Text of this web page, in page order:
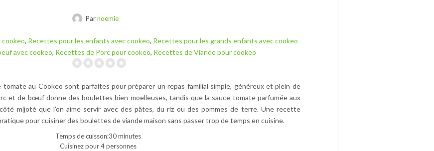
Parnoemie
cookeo, Recettes pour les enfants avec cookeo, Recettes pour les grands enfants avec cookeo
avec cookeo, Recettes de Porc pour cookeo, Recettes de Viande pour cookeo
tomate au Cookeo sont parfaites pour préparer un repas familial simple, généreux et plein de
et de bœuf donne des boulettes bien moelleuses, tandis que la sauce tomate parfumée aux
mijoté que l’on aime servir avec des pâtes, du riz ou des pommes de terre. Une recette
pour cuisiner des boulettes de viande maison sans passer trop de temps en cuisine.
Temps de cuisson:30 minutes
Cuisinez pour 4 personnes